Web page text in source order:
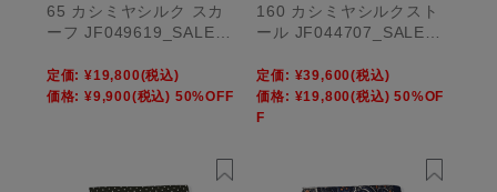
65 カシミヤシルク スカ
ーフ JF049619_SALE
定価: ¥19,800(税込)
価格: ¥9,900(税込) 50%OFF
160 カシミヤシルクスト
ール JF044707_SALE
定価: ¥39,600(税込)
価格: ¥19,800(税込) 50%OF
F